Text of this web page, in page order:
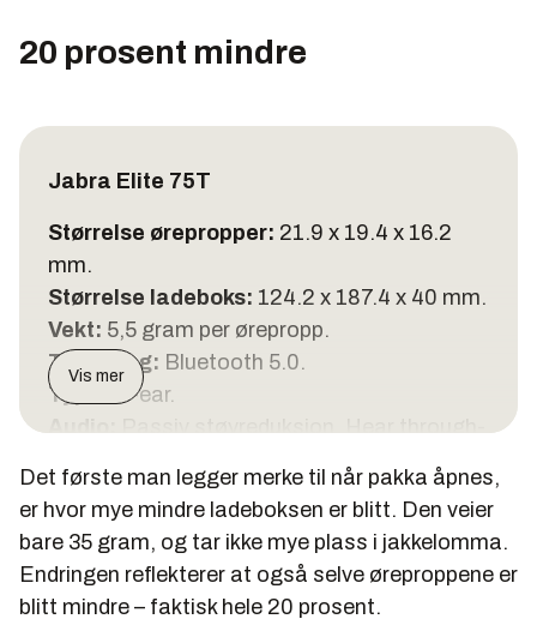
20 prosent mindre
Jabra Elite 75T
Størrelse ørepropper: 21.9 x 19.4 x 16.2
mm.
Størrelse ladeboks: 124.2 x 187.4 x 40 mm.
Vekt: 5,5 gram per ørepropp.
Tilkobling: Bluetooth 5.0.
Type:
In-ear.
Tale:2 mikrofoner i hver plugg. Mikrofon
foran og bak.
Lading: USB-C.
Vannbeskyttelse:IP55-standard,
vannavstøtende.
Vis mer
Det første man legger merke til når pakka åpnes,
er hvor mye mindre ladeboksen er blitt. Den veier
bare 35 gram, og tar ikke mye plass i jakkelomma.
Endringen reflekterer at også selve øreproppene er
blitt mindre – faktisk hele 20 prosent.